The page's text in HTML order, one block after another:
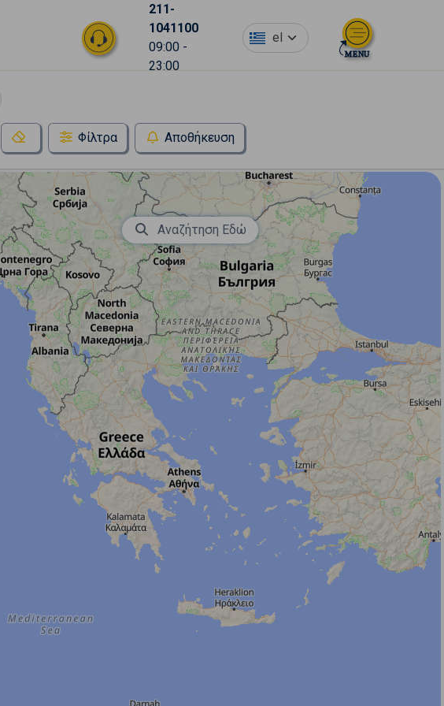
211-
1041100
09:00 -
23:00
el
Φίλτρα Αποθήκευση
Αναζήτηση Εδώ